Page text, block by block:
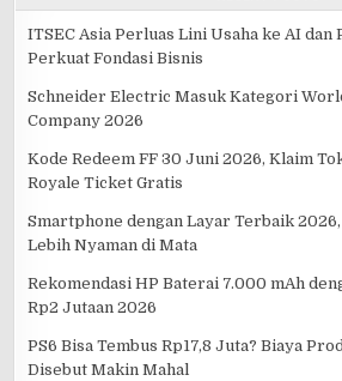
ITSEC Asia Perluas Lini Usaha ke AI dan
Perkuat Fondasi Bisnis
Schneider Electric Masuk Kategori
Company 2026
Kode Redeem FF 30 Juni 2026, Klaim
Royale Ticket Gratis
Smartphone dengan Layar Terbaik 2026,
Lebih Nyaman di Mata
Rekomendasi HP Baterai 7.000 mAh
Rp2 Jutaan 2026
PS6 Bisa Tembus Rp17,8 Juta? Biaya
Disebut Makin Mahal